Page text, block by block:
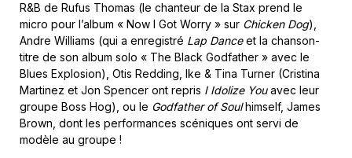
R&B de Rufus Thomas (le chanteur de la Stax prend le
micro pour l’album « Now I Got Worry » sur Chicken Dog),
Andre Williams (qui a enregistré Lap Danceet la chanson-
titre de son album solo « The Black Godfather » avec le
Blues Explosion), Otis Redding, Ike & Tina Turner (Cristina
Martinez et Jon Spencer ont repris I Idolize Youavec leur
groupe Boss Hog), ou le Godfather of Soulhimself, James
Brown, dont les performances scéniques ont servi de
modèle au groupe !